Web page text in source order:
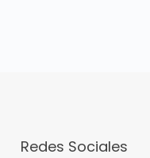
Redes Sociales